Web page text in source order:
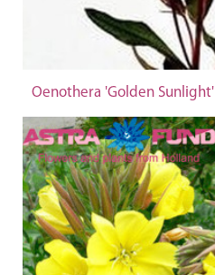
Oenothera 'Golden Sunlight'